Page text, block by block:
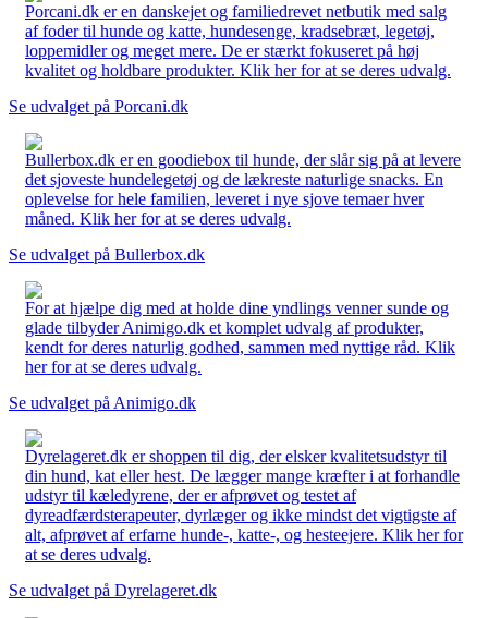
Porcani.dk er en danskejet og familiedrevet netbutik med salg
af foder til hunde og katte, hundesenge, kradsebræt, legetøj,
loppemidler og meget mere. De er stærkt fokuseret på høj
kvalitet og holdbare produkter. Klik her for at se deres udvalg.
Se udvalget på Porcani.dk
Bullerbox.dk er en goodiebox til hunde, der slår sig på at levere
det sjoveste hundelegetøj og de lækreste naturlige snacks. En
oplevelse for hele familien, leveret i nye sjove temaer hver
måned. Klik her for at se deres udvalg.
Se udvalget på Bullerbox.dk
For at hjælpe dig med at holde dine yndlings venner sunde og
glade tilbyder Animigo.dk et komplet udvalg af produkter,
kendt for deres naturlig godhed, sammen med nyttige råd. Klik
her for at se deres udvalg.
Se udvalget på Animigo.dk
Dyrelageret.dk er shoppen til dig, der elsker kvalitetsudstyr til
din hund, kat eller hest. De lægger mange kræfter i at forhandle
udstyr til kæledyrene, der er afprøvet og testet af
dyreadfærdsterapeuter, dyrlæger og ikke mindst det vigtigste af
alt, afprøvet af erfarne hunde-, katte-, og hesteejere. Klik her for
at se deres udvalg.
Se udvalget på Dyrelageret.dk